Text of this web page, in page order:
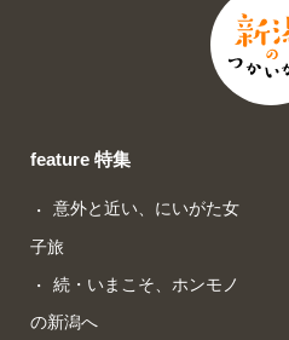
feature 特集
意外と近い、にいがた女
子旅
続・いまこそ、ホンモノ
の新潟へ